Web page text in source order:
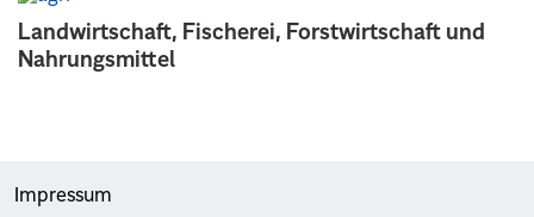
Landwirtschaft, Fischerei, Forstwirtschaft und
Nahrungsmittel
Impressum